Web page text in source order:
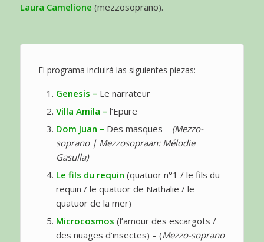
Laura Camelione (mezzosoprano).
El programa incluirá las siguientes piezas:
Genesis – Le narrateur
Villa Amila – l’Epure
Dom Juan – Des masques – (Mezzo-
soprano | Mezzosopraan: Mélodie
Gasulla)
Le fils du requin (quatuor n°1 / le fils du
requin / le quatuor de Nathalie / le
quatuor de la mer)
Microcosmos (l’amour des escargots /
des nuages d’insectes) – (Mezzo-soprano